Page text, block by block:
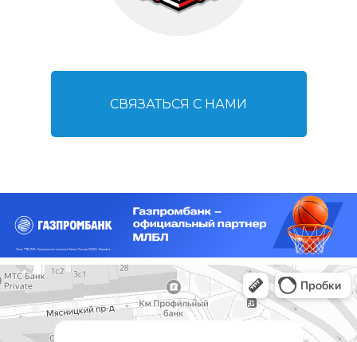
СВЯЗАТЬСЯ С НАМИ